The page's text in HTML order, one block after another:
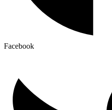
Facebook